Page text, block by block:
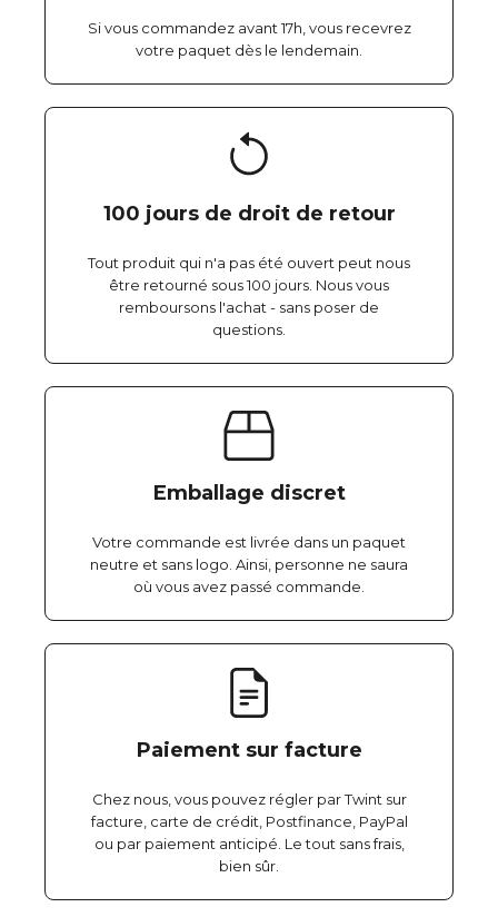
Si vous commandez avant 17h, vous recevrez
votre paquet dès le lendemain.
100 jours de droit de retour
Tout produit qui n'a pas été ouvert peut nous
être retourné sous 100 jours. Nous vous
remboursons l'achat - sans poser de
questions.
Emballage discret
Votre commande est livrée dans un paquet
neutre et sans logo. Ainsi, personne ne saura
où vous avez passé commande.
Paiement sur facture
Chez nous, vous pouvez régler par Twint sur
facture, carte de crédit, Postfinance, PayPal
ou par paiement anticipé. Le tout sans frais,
bien sûr.